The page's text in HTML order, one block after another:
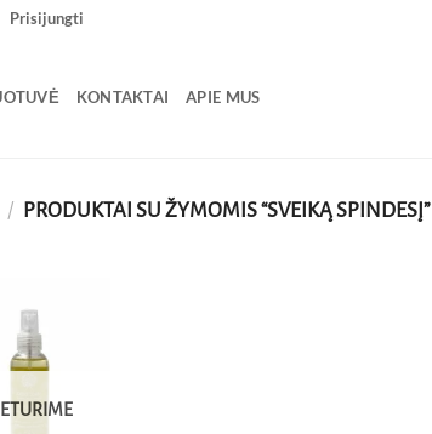
Prisijungti
KONTAKTAI APIE MUS
/ PRODUKTAI SU ŽYMOMIS “SVEIKĄ SPINDESĮ”